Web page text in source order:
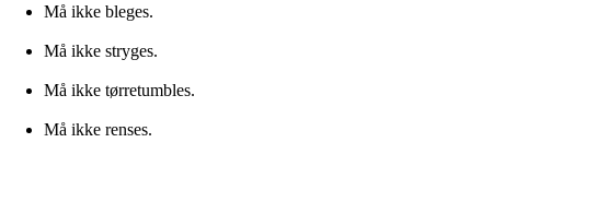
Må ikke bleges.
Må ikke stryges.
Må ikke tørretumbles.
Må ikke renses.